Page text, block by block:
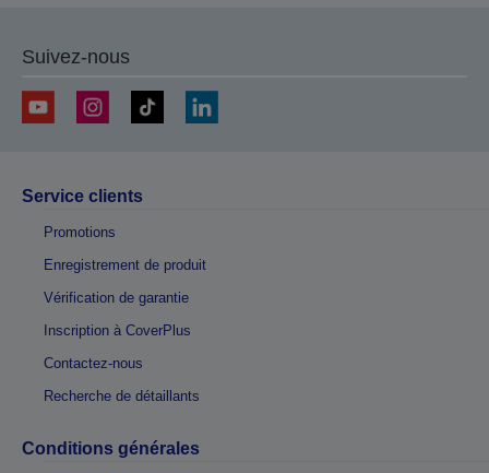
Suivez-nous
Service clients
Promotions
Enregistrement de produit
Vérification de garantie
Inscription à CoverPlus
Contactez-nous
Recherche de détaillants
Conditions générales